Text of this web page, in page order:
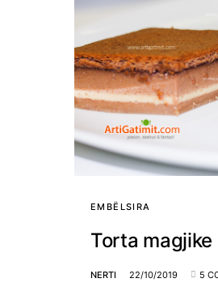
EMBËLSIRA
Torta
NERTI 22/10/2019 5